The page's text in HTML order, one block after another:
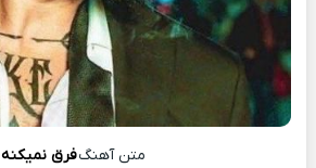
متن آهنگفرق نمیکنه